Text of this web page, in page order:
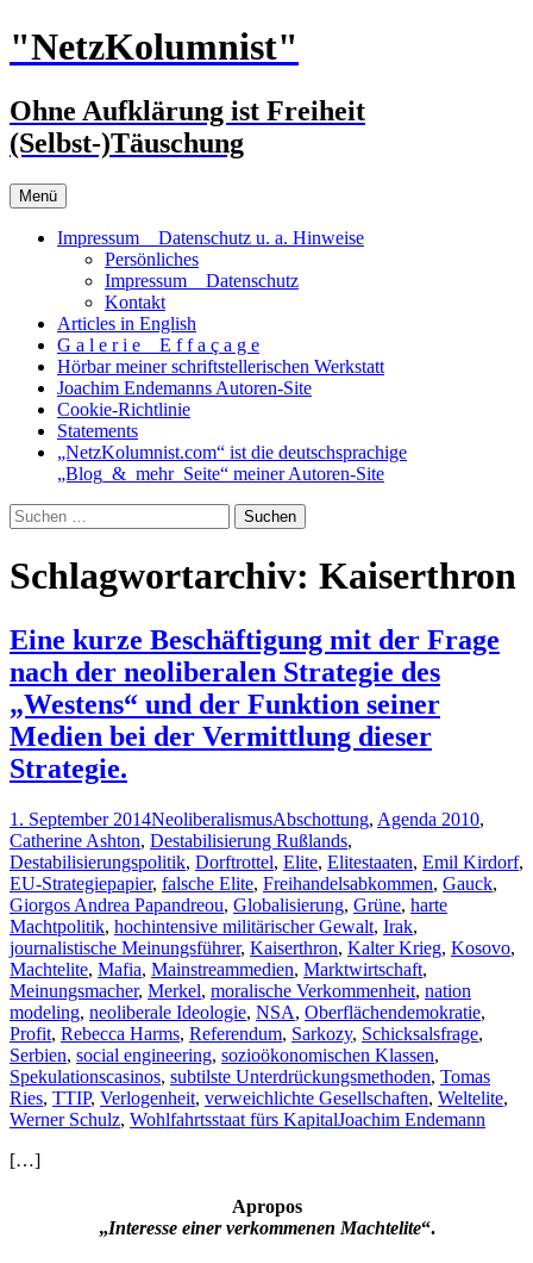
Zum
Inhalt
"NetzKolumnist"
Ohne Aufklärung ist Freiheit
(Selbst-)Täuschung
Menü
Impressum _ Datenschutz u. a. Hinweise
Persönliches
Impressum _ Datenschutz
Kontakt
Articles in English
G a l e r i e _ E f f a ç a g e
Hörbar meiner schriftstellerischen Werkstatt
Joachim Endemanns Autoren-Site
Cookie-Richtlinie
Statements
„NetzKolumnist.com“ ist die deutschsprachige
„Blog_&_mehr_Seite“ meiner Autoren-Site
Suchen
nach:
Schlagwortarchiv: Kaiserthron
Eine kurze Beschäftigung mit der Frage
nach der neoliberalen Strategie des
„Westens“ und der Funktion seiner
Medien bei der Vermittlung dieser
Strategie.
1. September 2014NeoliberalismusAbschottung, Agenda 2010,
Catherine Ashton, Destabilisierung Rußlands,
Destabilisierungspolitik, Dorftrottel, Elite, Elitestaaten, Emil Kirdorf,
EU-Strategiepapier, falsche Elite, Freihandelsabkommen, Gauck,
Giorgos Andrea Papandreou, Globalisierung, Grüne, harte
Machtpolitik, hochintensive militärischer Gewalt, Irak,
journalistische Meinungsführer, Kaiserthron, Kalter Krieg, Kosovo,
Machtelite, Mafia, Mainstreammedien, Marktwirtschaft,
Meinungsmacher, Merkel, moralische Verkommenheit, nation
modeling, neoliberale Ideologie, NSA, Oberflächendemokratie,
Profit, Rebecca Harms, Referendum, Sarkozy, Schicksalsfrage,
Serbien, social engineering, sozioökonomischen Klassen,
Spekulationscasinos, subtilste Unterdrückungsmethoden, Tomas
Ries, TTIP, Verlogenheit, verweichlichte Gesellschaften, Weltelite,
Werner Schulz, Wohlfahrtsstaat fürs KapitalJoachim Endemann
[…]
Apropos
„Interesse einer verkommenen Machtelite“.